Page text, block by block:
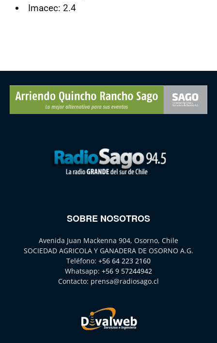
Imacec: 2.4
SOBRE NOSOTROS
Avenida Juan Mackenna 904, Osorno, Chile
SOCIEDAD AGRICOLA Y GANADERA DE OSORNO A.G.
Teléfono: +56 64 223 2160
Whatsapp: +56 9 57244942
Contacto: prensa@radiosago.cl